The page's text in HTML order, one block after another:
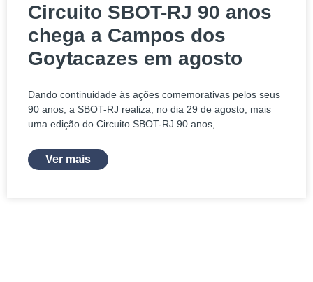
Circuito SBOT-RJ 90 anos
chega a Campos dos
Goytacazes em agosto
Dando continuidade às ações comemorativas pelos seus
90 anos, a SBOT-RJ realiza, no dia 29 de agosto, mais
uma edição do Circuito SBOT-RJ 90 anos,
Ver mais